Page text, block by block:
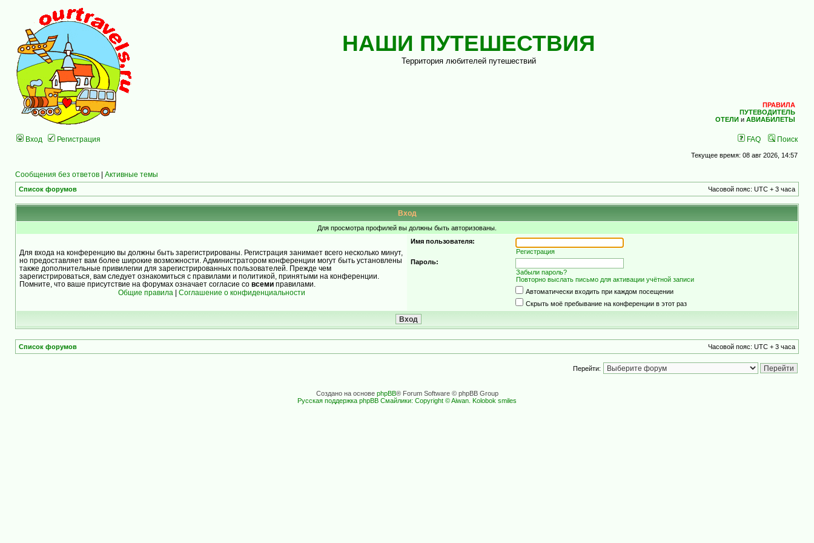
НАШИ ПУТЕШЕСТВИЯ
Территория любителей путешествий
ПРАВИЛА
ПУТЕВОДИТЕЛЬ
ОТЕЛИ и АВИАБИЛЕТЫ
Вход Регистрация FAQ Поиск
Текущее время: 08 авг 2026, 14:57
Сообщения без ответов | Активные темы
Список форумов Часовой пояс: UTC + 3 часа
Вход
Для просмотра профилей вы должны быть авторизованы.
Для входа на конференцию вы должны быть зарегистрированы. Регистрация занимает всего несколько минут,
но предоставляет вам более широкие возможности. Администратором конференции могут быть установлены
также дополнительные привилегии для зарегистрированных пользователей. Прежде чем
зарегистрироваться, вам следует ознакомиться с правилами и политикой, принятыми на конференции.
Помните, что ваше присутствие на форумах означает согласие со всеми правилами.
Общие правила | Соглашение о конфиденциальности
Имя пользователя:
Регистрация
Пароль:
Забыли пароль?
Повторно выслать письмо для активации учётной записи
Автоматически входить при каждом посещении
Скрыть моё пребывание на конференции в этот раз
Список форумов Часовой пояс: UTC + 3 часа
Перейти:
Создано на основе phpBB® Forum Software © phpBB Group
Русская поддержка phpBB Смайлики: Copyright © Aiwan. Kolobok smiles